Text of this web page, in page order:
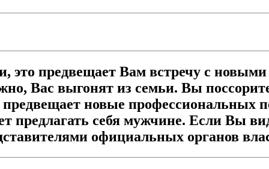
это предвещает Вам встречу с
Вас выгонят из семьи. Вы
новые профессиональных
предлагать себя мужчине. Если Вы
официальных органов